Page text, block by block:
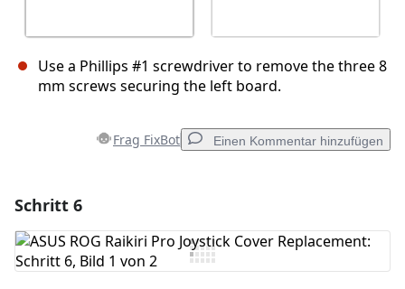
Use a Phillips #1 screwdriver to remove the three 8
mm screws securing the left board.
Frag FixBot Einen Kommentar hinzufügen
Kommentar hinzufügen
Schritt 6